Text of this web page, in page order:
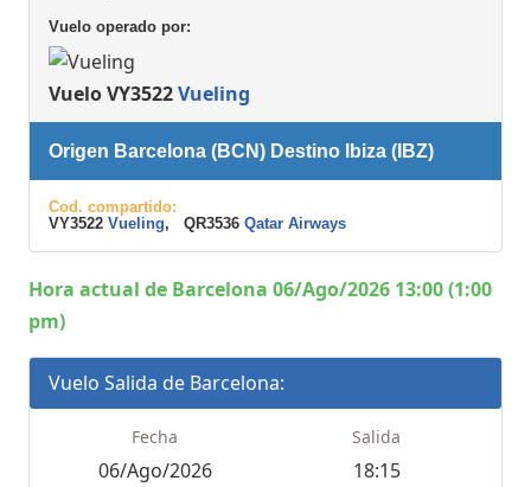
Vuelo operado por:
Vuelo VY3522Vueling
Origen Barcelona (BCN) Destino Ibiza (IBZ)
Cod. compartido:
VY3522 Vueling, QR3536 Qatar Airways
Hora actual de Barcelona 06/Ago/2026 13:00 (1:00
pm)
Vuelo Salida de Barcelona:
Fecha
06/Ago/2026
Salida
18:15